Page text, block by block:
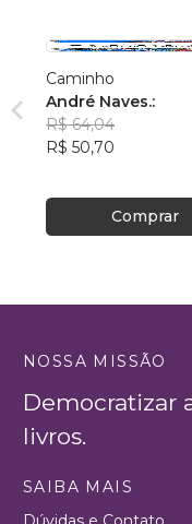
Caminho
André Naves.:
R$ 64,04
R$ 50,70
Comprar
NOSSA MISSÃO
Democratizar
livros.
SAIBA MAIS